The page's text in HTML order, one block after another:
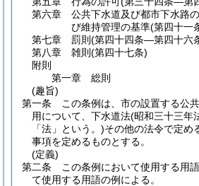
第六章
公共下水道及び都市下水路
び維持管理の基準(第四十一
第七章
罰則 (第四十四条―第四十六
第八章
雑則 (第四十七条)
附則
第一章
総則
(趣旨)
第一条
この条例は、市の設置する公
用について、下水道法(昭和三十三年
「法」という。)その他の法令で定め
事項を定めるものとする。
(定義)
第二条
この条例において使用する用
て使用する用語の例による。